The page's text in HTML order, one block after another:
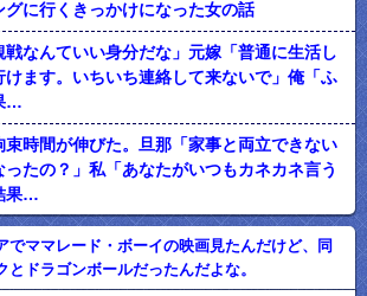
に行くきっかけになった女の話
なんていい身分だな」元嫁「普通に生活し
ます。いちいち連絡して来ないで」俺「ふ
…
時間が伸びた。旦那「家事と両立できない
たの？」私「あなたがいつもカネカネ言う
果…
でママレード・ボーイの映画見たんだけど、同
とドラゴンボールだったんだよな。